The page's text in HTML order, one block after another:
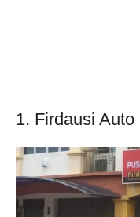
1. Firdausi